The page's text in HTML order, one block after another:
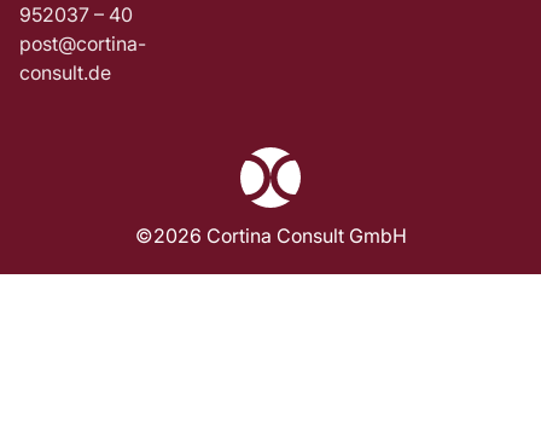
952037 – 40
post@cortina-
consult.de
©2026 Cortina Consult GmbH